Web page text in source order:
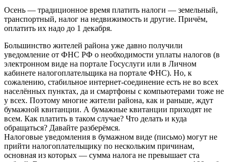
Осень — традиционное время платить налоги — земельный,
транспортный, налог на недвижимость и другие. Причём,
оплатить их надо до 1 декабря.
Большинство жителей района уже давно получили
уведомление от ФНС РФ о необходимости уплаты налогов (в
электронном виде на портале Госуслуги или в Личном
кабинете налогоплательщика на портале ФНС). Но, к
сожалению, стабильное интернет-соединение есть не во всех
населённых пунктах, да и смартфоны с компьютерами тоже не
у всех. Поэтому многие жители района, как и раньше, ждут
бумажной квитанции. А бумажные квитанции приходят не
всем. Как платить в таком случае? Что делать и куда
обращаться? Давайте разберёмся.
Налоговые уведомления в бумажном виде (письмо) могут не
прийти налогоплательщику по нескольким причинам,
основная из которых — сумма налога не превышает ста